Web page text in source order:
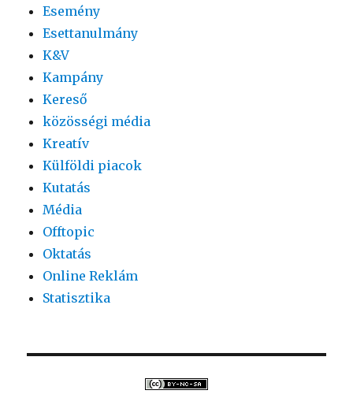
Esemény
Esettanulmány
K&V
Kampány
Kereső
közösségi média
Kreatív
Külföldi piacok
Kutatás
Média
Offtopic
Oktatás
Online Reklám
Statisztika